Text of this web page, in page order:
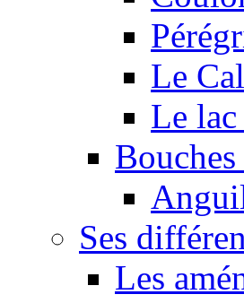
Le
Le
Ses
Les